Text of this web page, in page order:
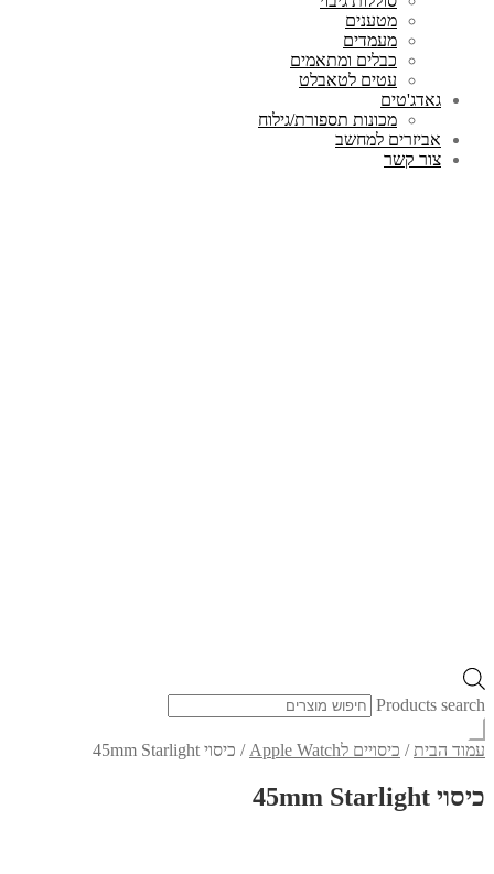
מטענים
מעמדים
כבלים ומתאמים
עטים לטאבלט
גאדג'טים
מכונות תספורת/גילוח
אביזרים למחשב
צור קשר
Products search
עמוד הבית / כיסויים לApple Watch / כיסוי 45mm Starlight
כיסוי 45mm Starlight